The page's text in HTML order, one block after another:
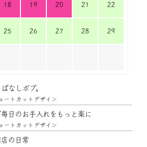
18 19 20 21 22
25 26 27 28 29
なしボブ。
ートカットデザイン
日のお手入れをもっと楽に
ートカットデザイン
の日常